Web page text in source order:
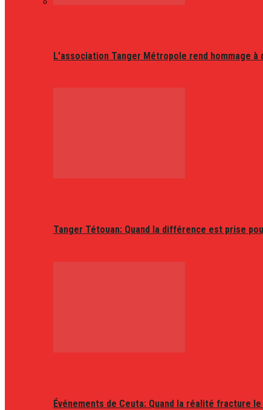
L’association Tanger Métropole rend hommage
Tanger Tétouan: Quand la différence est prise
Événements de Ceuta: Quand la réalité fracture